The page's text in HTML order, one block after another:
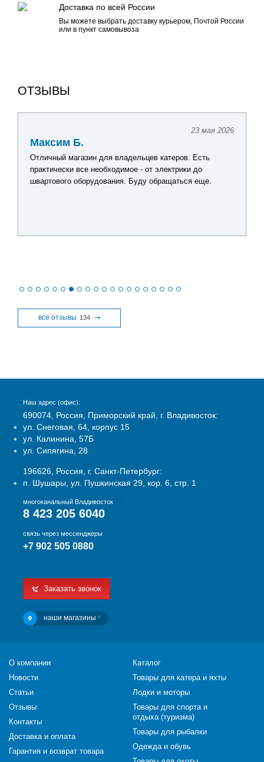
Доставка по всей России
Вы можете выбрать доставку курьером, Почтой России
или в пункт самовывоза
ОТЗЫВЫ
23 мая 2026
Максим Б.
Отличный магазин для владельцев катеров. Есть
практически все необходимое - от электрики до
швартового оборудования. Буду обращаться еще.
все отзывы 134
Наш адрес (офис):
690074, Россия, Приморский край, г. Владивосток:
ул. Снеговая, 64, корпус 15
ул. Калинина, 57Б
ул. Сипягина, 28
196626, Россия, г. Санкт-Петербург:
п. Шушары, ул. Пушкинская 29, кор. 6, стр. 1
многоканальный Владивосток
8 423 205 6040
связь через мессенджеры
+7 902 505 0880
Заказать звонок
наши магазины 4
О компании
Новости
Статьи
Отзывы
Контакты
Доставка и оплата
Гарантия и возврат товара
Каталог
Товары для катера и яхты
Лодки и моторы
Товары для спорта и
отдыха (туризма)
Товары для рыбалки
Одежда и обувь